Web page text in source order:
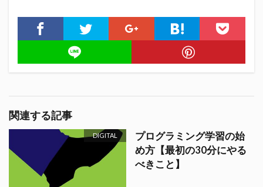
関連する記事
DIGITAL
プログラミング学習の始
め方【最初の30分にやる
べきこと】